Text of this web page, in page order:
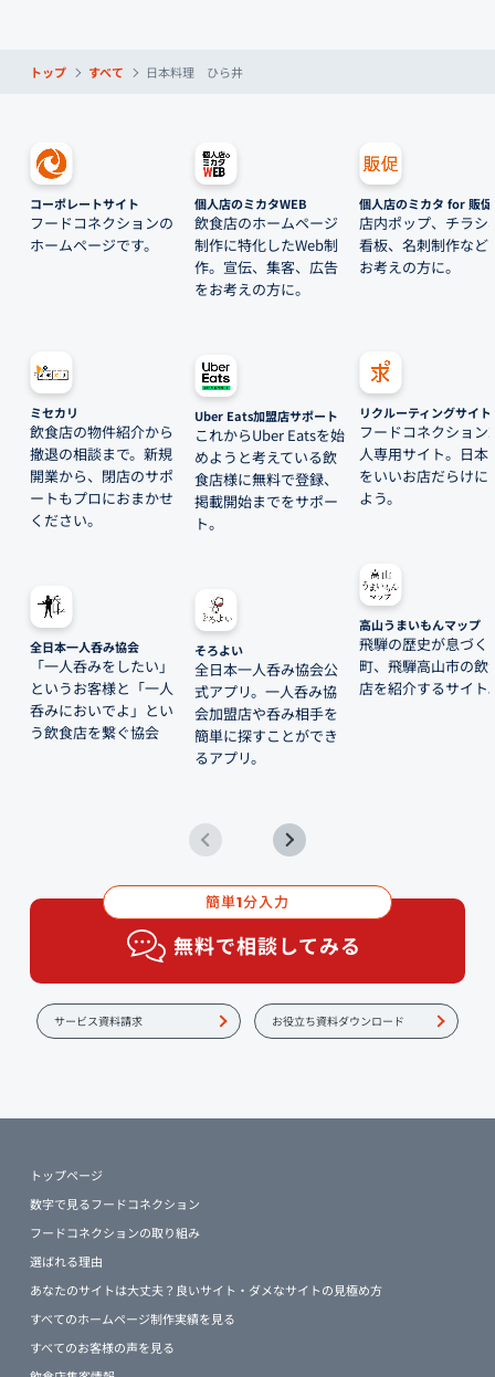
トップ すべて 日本料理 ひら井
コーポレートサイト
フードコネクションの
ホームページです。
ミセカリ
飲食店の物件紹介から
撤退の相談まで。新規
開業から、閉店のサポ
ートもプロにおまかせ
ください。
全日本一人呑み協会
「一人呑みをしたい」
というお客様と「一人
呑みにおいでよ」とい
う飲食店を繋ぐ協会
個人店のミカタWEB
飲食店のホームページ
制作に特化したWeb制
作。宣伝、集客、広告
をお考えの方に。
Uber Eats加盟店サポート
これからUber Eatsを始
めようと考えている飲
食店様に無料で登録、
掲載開始までをサポー
ト。
そろよい
全日本一人呑み協会公
式アプリ。一人呑み協
会加盟店や呑み相手を
簡単に探すことができ
るアプリ。
個人店のミカタ for 販促
店内ポップ、チラシ
看板、名刺制作など
お考えの方に。
リクルーティングサイト
フードコネクション
人専用サイト。日本
をいいお店だらけに
よう。
高山うまいもんマップ
飛騨の歴史が息づく
町、飛騨高山市の飲
店を紹介するサイト
簡単1分入力
無料で相談してみる
サービス資料請求 お役立ち資料ダウンロード
トップページ
数字で見るフードコネクション
フードコネクションの取り組み
選ばれる理由
あなたのサイトは大丈夫？良いサイト・ダメなサイトの見極め方
すべてのホームページ制作実績を見る
すべてのお客様の声を見る